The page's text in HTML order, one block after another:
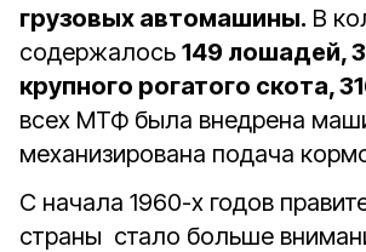
грузовых автомашины. В
содержалось 149 лошадей,
крупного рогатого скота,
всех МТФ была внедрена
механизирована подача
С начала 1960-х годов
страны стало больше